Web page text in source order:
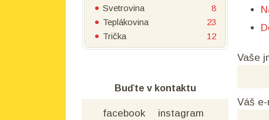
Vaše
Váš
Svetrovina
8
Teplákovina
23
Trička
12
Buďte v kontaktu
facebook instagram